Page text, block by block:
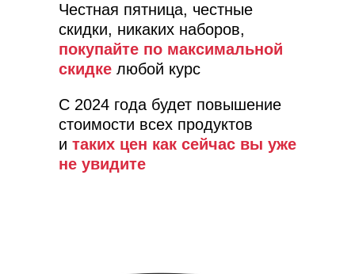
Честная пятница, честные
скидки, никаких наборов,
покупайте по максимальной
скидке любой курс
С 2024 года будет повышение
стоимости всех продуктов
и таких цен как сейчас вы уже
не увидите